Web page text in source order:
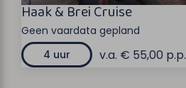
Haak & Brei Cruise
Geen vaardata gepland
4 uur
v.a. € 55,00 p.p.